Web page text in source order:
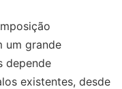
um grande
depende
existentes, desde